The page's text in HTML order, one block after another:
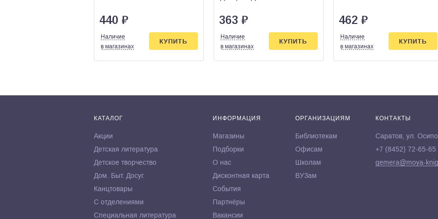
440 ₽
Наличие
в магазинах
КУПИТЬ
363 ₽
Наличие
в магазинах
КУПИТЬ
462 ₽
Наличие
в магазинах
КУПИТЬ
КАТАЛОГ
Акции
Детская литература
Детское творчество
Дом. Быт. Досуг.
Канцтовары
С отделениями
Специальная литература
ИНФОРМАЦИЯ
Магазины
Подборки
О нас
Дисконтная карта
События
Партнёры
Вакансии
ОРГАНИЗАЦИЯМ
Библиотекам
Офисам
Школам
ВУЗам
КОНТАКТЫ
Саратов, ул.
+7 (8452) 72-65-65
gemera@moya-